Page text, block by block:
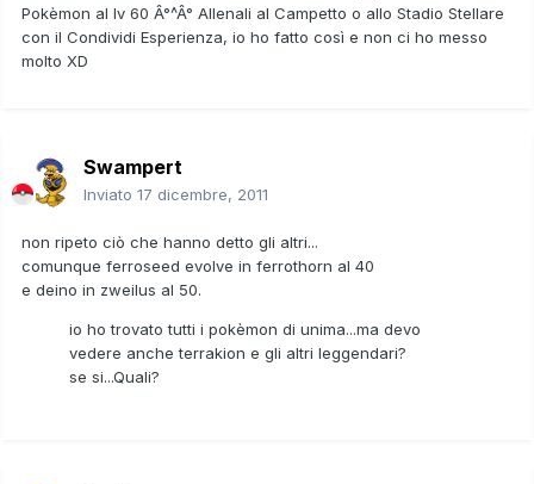
Pokèmon al lv 60 Â°^Â° Allenali al Campetto o allo Stadio Stellare
con il Condividi Esperienza, io ho fatto così e non ci ho messo
molto XD
Swampert
Inviato 17 dicembre, 2011
non ripeto ciò che hanno detto gli altri...
comunque ferroseed evolve in ferrothorn al 40
e deino in zweilus al 50.
io ho trovato tutti i pokèmon di unima...ma devo
vedere anche terrakion e gli altri leggendari?
se si...Quali?